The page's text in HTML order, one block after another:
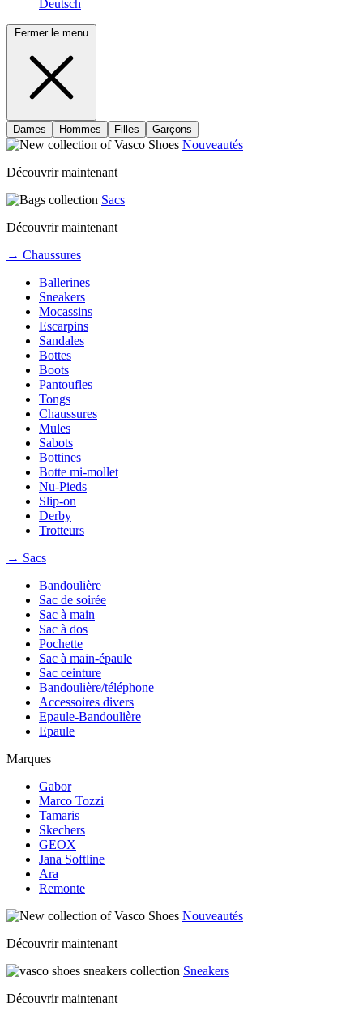
Deutsch
Fermer le menu
Dames Hommes Filles Garçons
Nouveautés
Découvrir maintenant
Sacs
Découvrir maintenant
→ Chaussures
Ballerines
Sneakers
Mocassins
Escarpins
Sandales
Bottes
Boots
Pantoufles
Tongs
Chaussures
Mules
Sabots
Bottines
Botte mi-mollet
Nu-Pieds
Slip-on
Derby
Trotteurs
→ Sacs
Bandoulière
Sac de soirée
Sac à main
Sac à dos
Pochette
Sac à main-épaule
Sac ceinture
Bandoulière/téléphone
Accessoires divers
Epaule-Bandoulière
Epaule
Marques
Gabor
Marco Tozzi
Tamaris
Skechers
GEOX
Jana Softline
Ara
Remonte
Nouveautés
Découvrir maintenant
Sneakers
Découvrir maintenant